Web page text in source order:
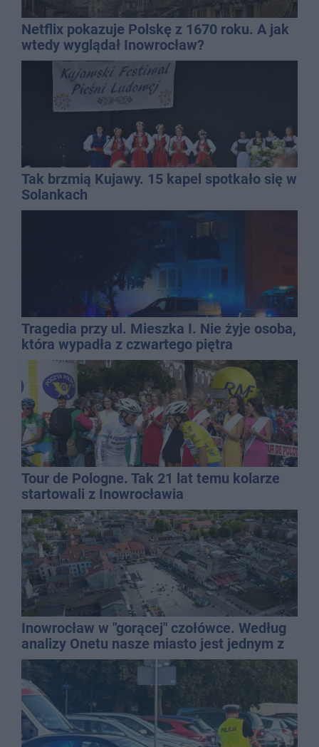
Netflix pokazuje Polskę z 1670 roku. A jak
wtedy wyglądał Inowrocław?
Tak brzmią Kujawy. 15 kapel spotkało się w
Solankach
Tragedia przy ul. Mieszka I. Nie żyje osoba,
która wypadła z czwartego piętra
Tour de Pologne. Tak 21 lat temu kolarze
startowali z Inowrocławia
Inowrocław w "gorącej" czołówce. Według
analizy Onetu nasze miasto jest jednym z
najbardziej narażonych na upały